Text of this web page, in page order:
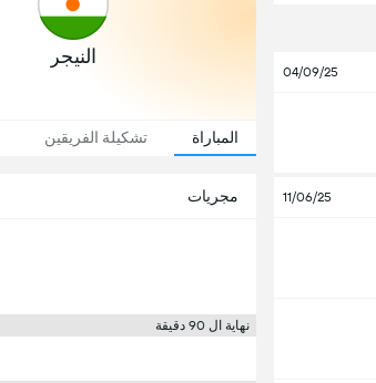
04/09/25
11/06/25
النيجر
المباراة تشكيلة الفريقين
مجريات
نهاية ال 90 دقيقة